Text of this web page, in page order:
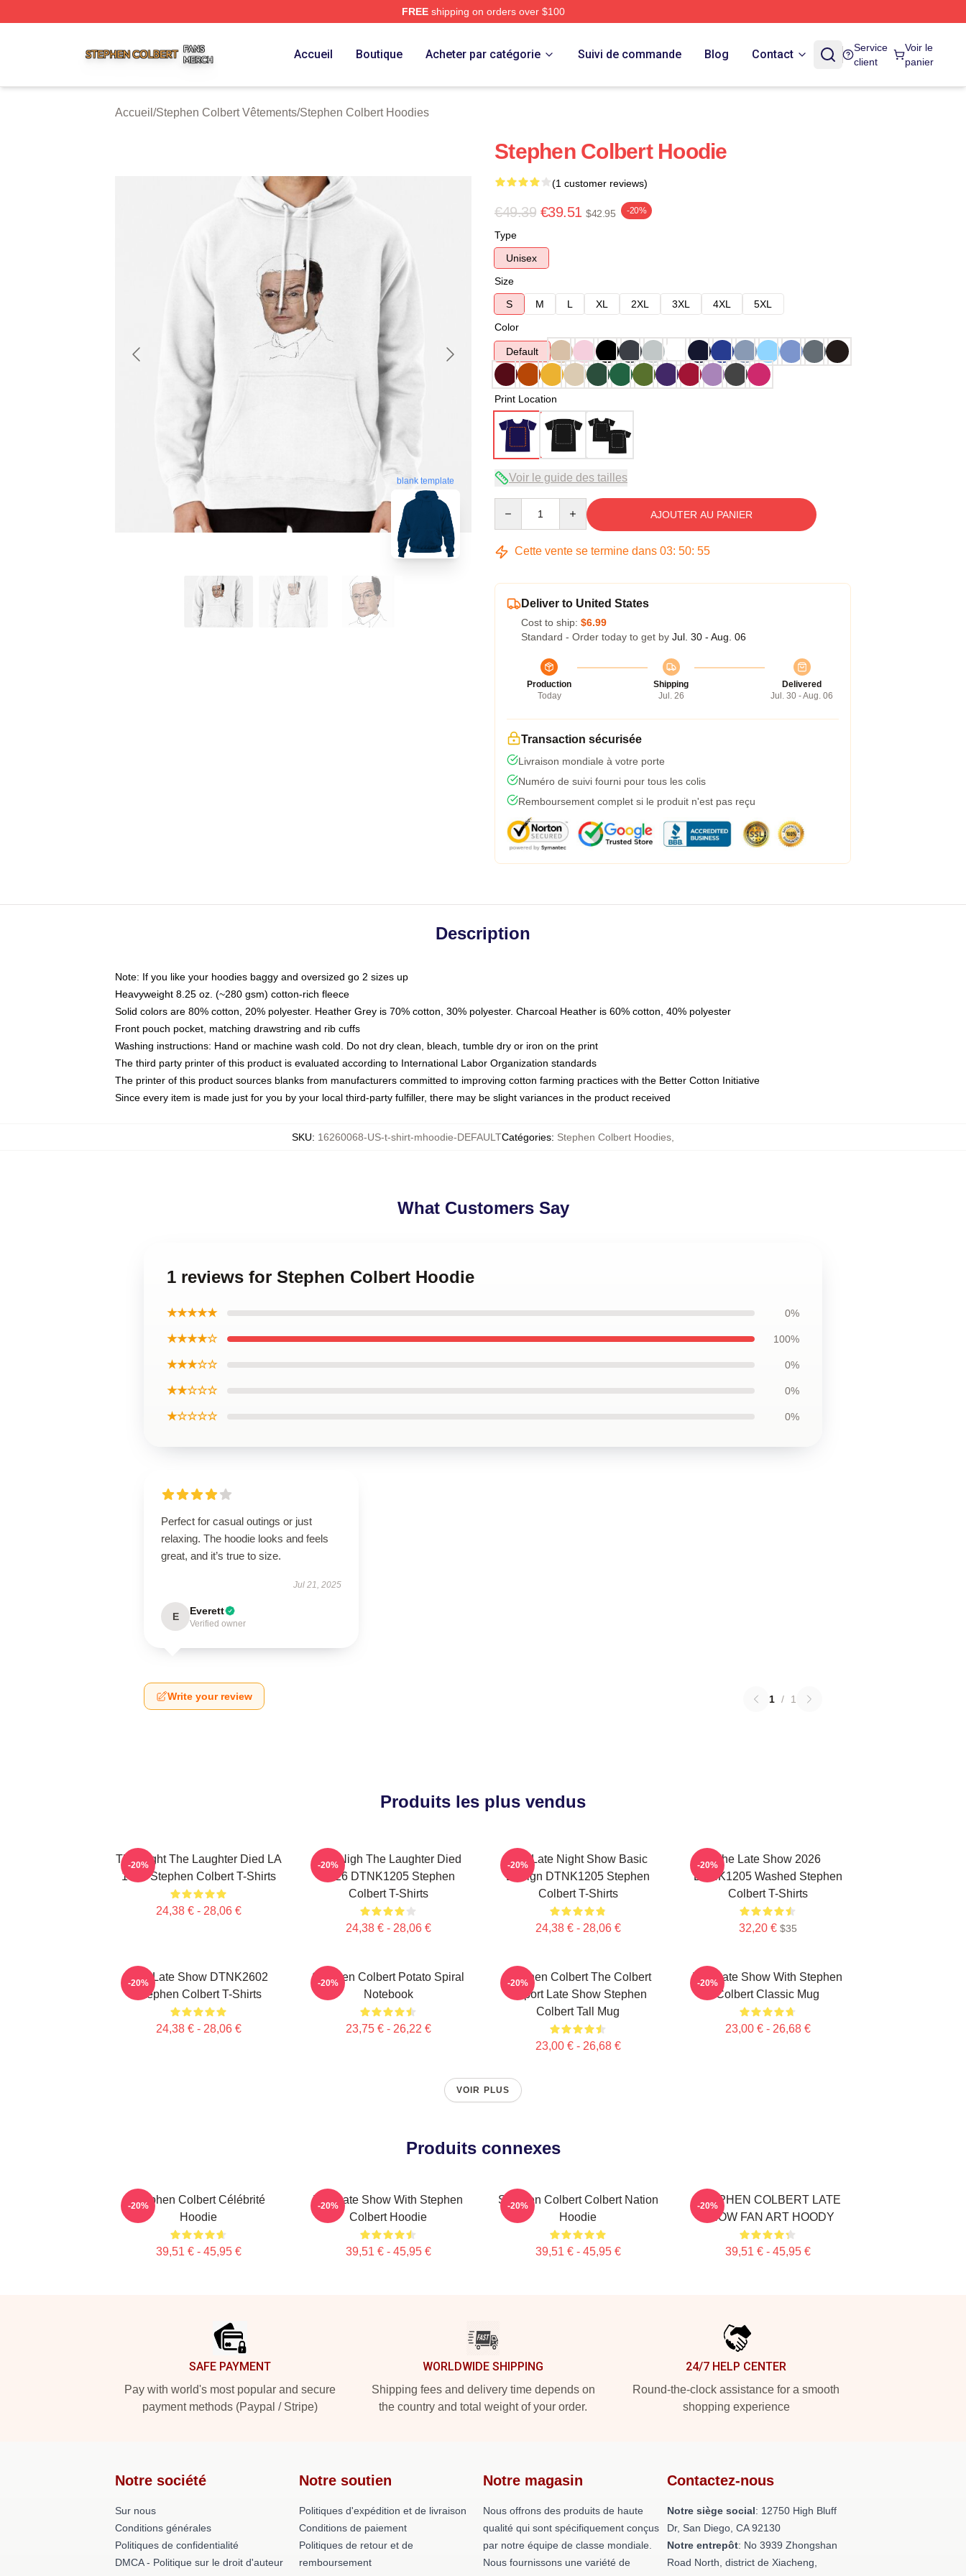
FREEshipping on orders over $100
Accueil Boutique Acheter par catégorie Suivi de commande Blog Contact
Service
client
Voir le
panier
Accueil /Stephen Colbert Vêtements/Stephen Colbert Hoodies
blank template
Stephen Colbert Hoodie
(1 customer reviews)
€49.39 €39.51 $42.95 -20%
Type
Unisex
Size
S
M L XL 2XL 3XL 4XL
5XL
Color
Default
Print Location
Voir le guide des tailles
AJOUTER AU PANIER
Cette vente se termine dans 03: 50: 54
Deliver to United States
Cost to ship: $6.99
Standard - Order today to get by Jul. 30 - Aug. 06
Production
Today
Shipping
Jul. 26
Delivered
Jul. 30 - Aug. 06
Transaction sécurisée
Livraison mondiale à votre porte
Numéro de suivi fourni pour tous les colis
Remboursement complet si le produit n'est pas reçu
Description
Note: If you like your hoodies baggy and oversized go 2 sizes up
Heavyweight 8.25 oz. (~280 gsm) cotton-rich fleece
Solid colors are 80% cotton, 20% polyester. Heather Grey is 70% cotton, 30% polyester. Charcoal Heather is 60% cotton, 40% polyester
Front pouch pocket, matching drawstring and rib cuffs
Washing instructions: Hand or machine wash cold. Do not dry clean, bleach, tumble dry or iron on the print
The third party printer of this product is evaluated according to International Labor Organization standards
The printer of this product sources blanks from manufacturers committed to improving cotton farming practices with the Better Cotton Initiative
Since every item is made just for you by your local third-party fulfiller, there may be slight variances in the product received
SKU: 16260068-US-t-shirt-mhoodie-DEFAULTCatégories: Stephen Colbert Hoodies
What Customers Say
1 reviews for Stephen Colbert Hoodie
★★★★★ 0%
★★★★☆ 100%
★★★☆☆ 0%
★★☆☆☆ 0%
★☆☆☆☆ 0%
Perfect for casual outings or just
relaxing. The hoodie looks and feels
great, and it’s true to size.
Jul 21, 2025
E Everett
Verified owner
Write your review 1 / 1
Produits les plus vendus
The Night The Laughter Died LA
1405 Stephen Colbert T-Shirts
24,38 € - 28,06 €
-20%
The Nigh The Laughter Died
2026 DTNK1205 Stephen
Colbert T-Shirts
24,38 € - 28,06 €
-20%
The Late Night Show Basic
Design DTNK1205 Stephen
Colbert T-Shirts
24,38 € - 28,06 €
-20%
The Late Show 2026
DTNK1205 Washed Stephen
Colbert T-Shirts
32,20 € $35
-20%
The Late Show DTNK2602
Stephen Colbert T-Shirts
24,38 € - 28,06 €
-20%
Stephen Colbert Potato Spiral
Notebook
23,75 € - 26,22 €
-20%
Stephen Colbert The Colbert
Report Late Show Stephen
Colbert Tall Mug
23,00 € - 26,68 €
-20%
The Late Show With Stephen
Colbert Classic Mug
23,00 € - 26,68 €
-20%
VOIR PLUS
Produits connexes
Stephen Colbert Célébrité
Hoodie
39,51 € - 45,95 €
-20%
The Late Show With Stephen
Colbert Hoodie
39,51 € - 45,95 €
-20%
Stephen Colbert Colbert Nation
Hoodie
39,51 € - 45,95 €
-20%
STEPHEN COLBERT LATE
SHOW FAN ART HOODY
39,51 € - 45,95 €
-20%
SAFE PAYMENT
Pay with world's most popular and secure
payment methods (Paypal / Stripe)
WORLDWIDE SHIPPING
Shipping fees and delivery time depends on
the country and total weight of your order.
24/7 HELP CENTER
Round-the-clock assistance for a smooth
shopping experience
Notre société
Sur nous
Conditions générales
Politiques de confidentialité
DMCA - Politique sur le droit d'auteur
Notre soutien
Politiques d'expédition et de livraison
Conditions de paiement
Politiques de retour et de
remboursement
Notre magasin
Nous offrons des produits de haute
qualité qui sont spécifiquement conçus
par notre équipe de classe mondiale.
Nous fournissons une variété de
Contactez-nous
Notre siège social: 12750 High Bluff
Dr, San Diego, CA 92130
Notre entrepôt: No 3939 Zhongshan
Road North, district de Xiacheng,